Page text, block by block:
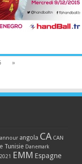
»
angola CA CAN
Tunisie Danemark
EMM Espagne